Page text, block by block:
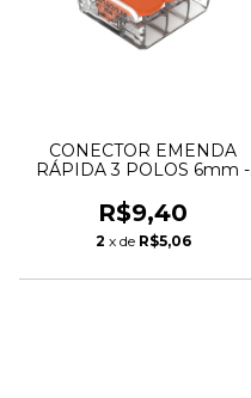
CONECTOR EMENDA
RÁPIDA 3 POLOS 6mm -
R$9,40
2 x de R$5,06